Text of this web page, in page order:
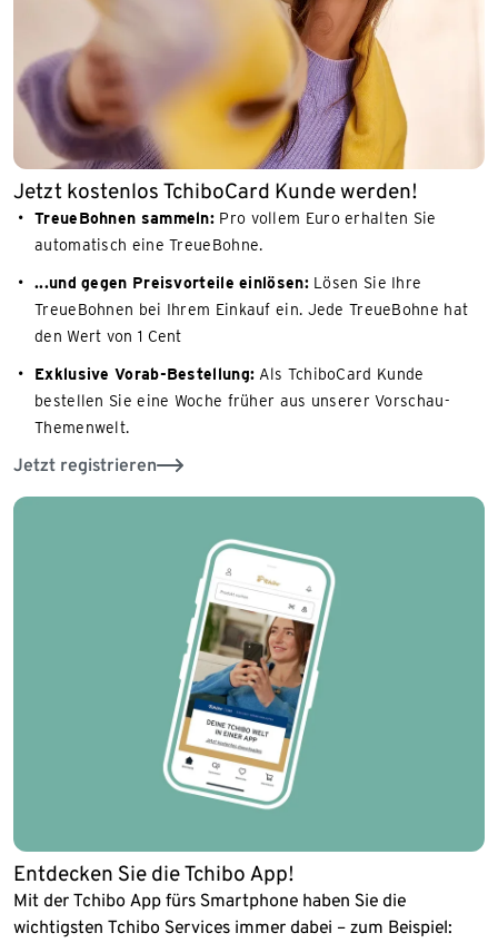
Jetzt kostenlos TchiboCard Kunde werden!
TreueBohnen sammeln: Pro vollem Euro erhalten Sie
automatisch eine TreueBohne.
...und gegen Preisvorteile einlösen:Lösen Sie Ihre
TreueBohnen bei Ihrem Einkauf ein. Jede TreueBohne hat
den Wert von 1 Cent
Exklusive Vorab-Bestellung:Als TchiboCard Kunde
bestellen Sie eine Woche früher aus unserer Vorschau-
Themenwelt.
Jetzt registrieren
Entdecken Sie die Tchibo App!
Mit der Tchibo App fürs Smartphone haben Sie die
wichtigsten Tchibo Services immer dabei – zum Beispiel: